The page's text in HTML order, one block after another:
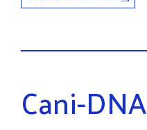
Cani-DNA